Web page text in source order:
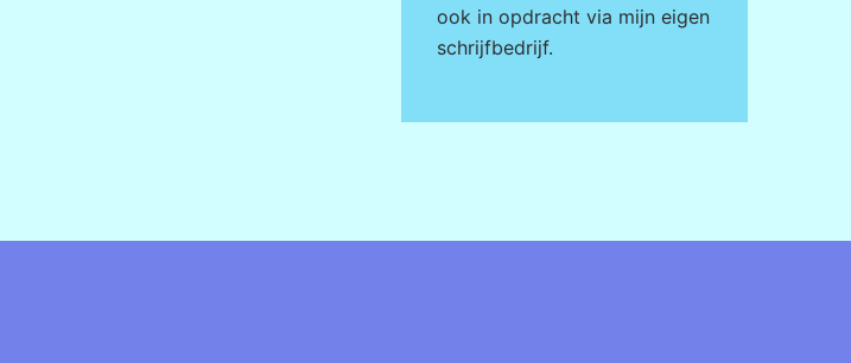
ook in opdracht via mijn eigen
schrijfbedrijf.